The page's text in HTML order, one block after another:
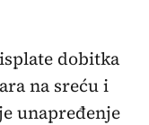
dobitka
na sreću i
unapređenje